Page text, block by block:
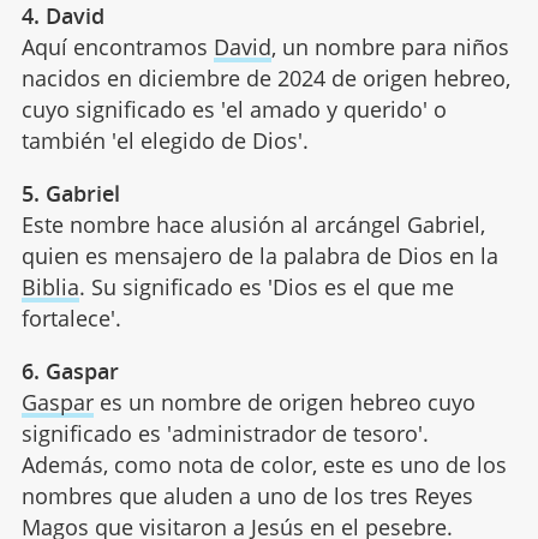
4. David
Aquí encontramos David, un nombre para niños
nacidos en diciembre de 2024 de origen hebreo,
cuyo significado es 'el amado y querido' o
también 'el elegido de Dios'.
5. Gabriel
Este nombre hace alusión al arcángel Gabriel,
quien es mensajero de la palabra de Dios en la
Biblia. Su significado es 'Dios es el que me
fortalece'.
6. Gaspar
Gaspares un nombre de origen hebreo cuyo
significado es 'administrador de tesoro'.
Además, como nota de color, este es uno de los
nombres que aluden a uno de los tres Reyes
Magos que visitaron a Jesús en el pesebre.